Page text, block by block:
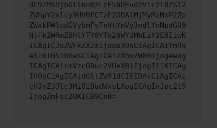
dC92MS9jbGllbnRzLzE5NDEvd2Vic2l0ZS12
ZWhpY2xlcy9HV0FCTzE2ODAlMjMyMzMxP2Zp
ZWxkPWludGVybmFsTnVtYmVyJndlYnNpdGU9
NjFkZWRmZDhlYTY0YTk2NWY2MWEzY2E0IiwK
ICAgICJoZWFkZXJzIjoge30sCiAgICAiYm9k
eSI6IG51bGwsCiAgICAiZXhwZWN0Ijogewog
ICAgICAicmVzcG9uc2VUeXBlIjogIiIKICAg
IH0sCiAgICAidGltZW91dCI6IDAsCiAgICAi
cHJvZ3Jlc3MiOiBudWxsLAogICAgInJpc2t5
IjogZmFsc2UKICB9Cn0=